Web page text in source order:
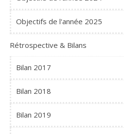
Objectifs de l'année 2025
Rétrospective & Bilans
Bilan 2017
Bilan 2018
Bilan 2019